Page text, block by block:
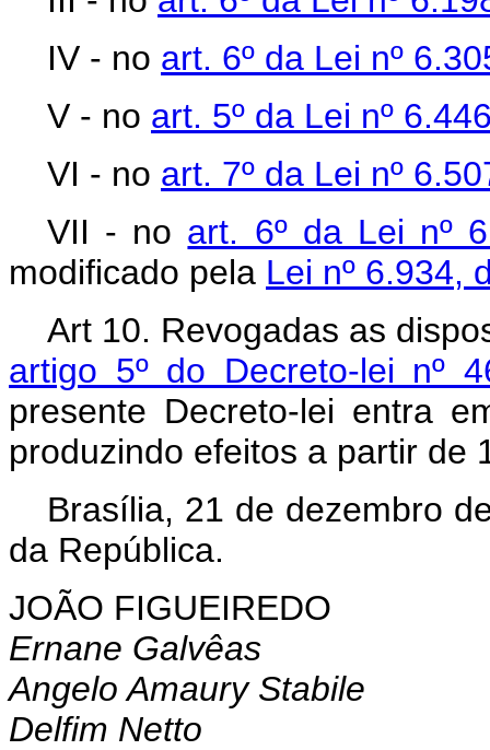
IV - no art. 6º da Lei nº
V - no art. 5º da Lei nº
VI - no art. 7º da Lei nº
VII - no art. 6º da Lei nº
modificado pela Lei nº 6.934,
Art 10. Revogadas as
artigo 5º do Decreto-lei nº
presente Decreto-lei entra
produzindo efeitos a partir de
Brasília, 21 de dezembro
da República.
JOÃO FIGUEIREDO
Ernane Galvêas
Angelo Amaury Stabile
Delfim Netto